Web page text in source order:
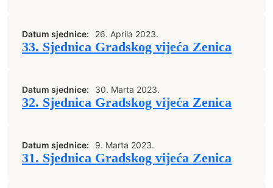
Datum sjednice: 26. Aprila 2023.
33. Sjednica Gradskog vijeća Zenica
Datum sjednice: 30. Marta 2023.
32. Sjednica Gradskog vijeća Zenica
Datum sjednice: 9. Marta 2023.
31. Sjednica Gradskog vijeća Zenica